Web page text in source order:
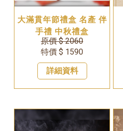
大滿貫年節禮盒 名產 伴
手禮 中秋禮盒
原價 $ 2060
特價 $ 1590
詳細資料